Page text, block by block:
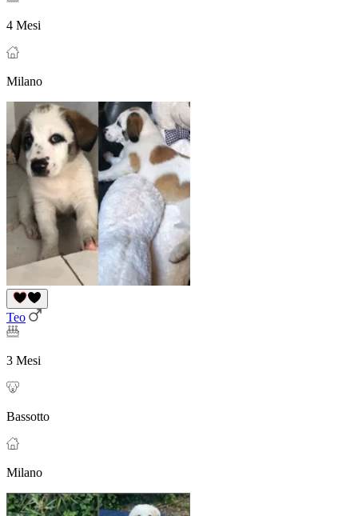
4 Mesi
Milano
Teo
3 Mesi
Bassotto
Milano